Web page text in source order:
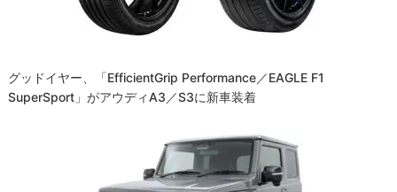
グッドイヤー、「EfficientGrip Performance／EAGLE F1
SuperSport」がアウディA3／S3に新車装着